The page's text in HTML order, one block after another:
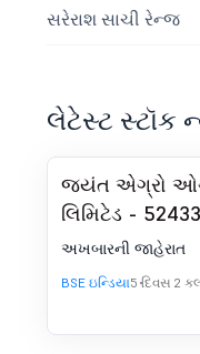
સરેરાશ સાચી રેન્જ
લેટેસ્ટ
જયંત એગ્રો
લિમિટેડ -
30 (LODR) હેઠળ
ન્યૂઝપેપર
અખબારની જાહેરાત
BSE ઇન્ડિયા5 દિવસ 2